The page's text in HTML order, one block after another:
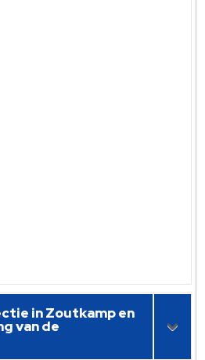
in Zoutkamp en
van de